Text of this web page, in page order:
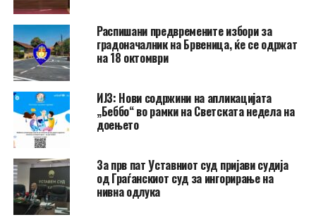
Распишани предвремените избори за
градоначалник на Брвеница, ќе се одржат
на 18 октомври
ИЈЗ: Нови содржини на апликацијата
„Беббо“ во рамки на Светската недела на
доењето
За прв пат Уставниот суд пријави судија
од Граѓанскиот суд за ингорирање на
нивна одлука